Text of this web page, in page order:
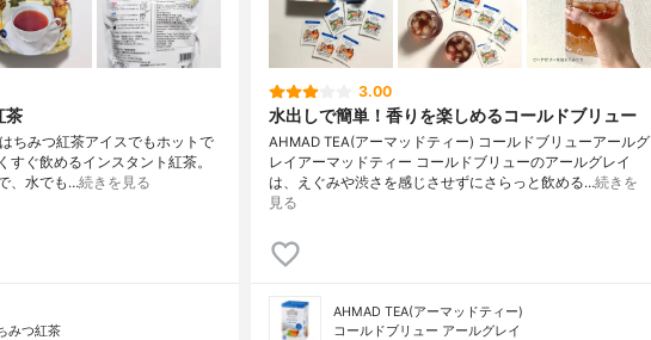
茶
はちみつ紅茶アイスでもホットで
すぐ飲めるインスタント紅茶。
、水でも…続きを見る
みつ紅茶
3.00
水出しで簡単！香りを楽しめるコールドブリュー
AHMAD TEA(アーマッドティー) コールドブリューアールグ
レイアーマッドティー コールドブリューのアールグレイ
は、えぐみや渋さを感じさせずにさらっと飲める…続きを
見る
AHMAD TEA(アーマッドティー)
コールドブリュー アールグレイ